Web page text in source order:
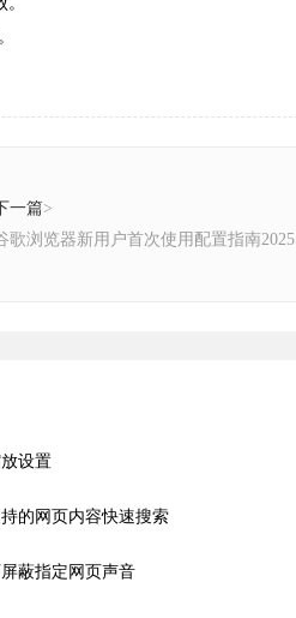
一篇>
歌浏览器新用户首次使用配置指南2025
设置
的网页内容快速搜索
蔽指定网页声音